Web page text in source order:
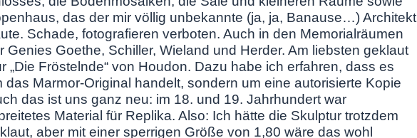
das der mir völlig unbekannte (ja, ja, Banause…) Architekt
Schade, fotografieren verboten. Auch in den Memorialräumen
Genies Goethe, Schiller, Wieland und Herder. Am liebsten geklaut
„Die Fröstelnde“ von Houdon. Dazu habe ich erfahren, dass es
Marmor-Original handelt, sondern um eine autorisierte Kopie
das ist uns ganz neu: im 18. und 19. Jahrhundert war
Material für Replika. Also: Ich hätte die Skulptur trotzdem
aber mit einer sperrigen Größe von 1,80 wäre das wohl